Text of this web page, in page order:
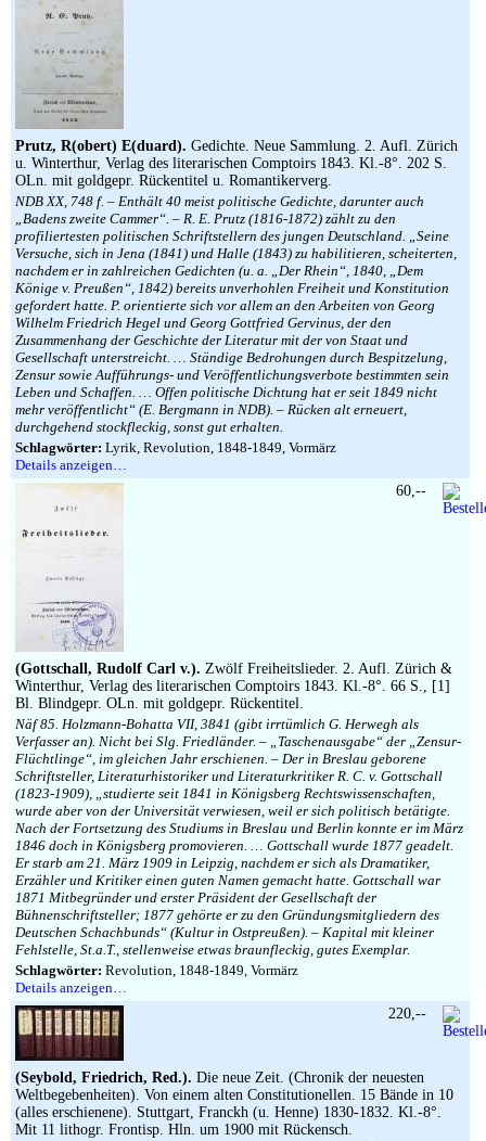
Prutz, R(obert) E(duard). Gedichte. Neue Sammlung. 2. Aufl. Zürich
u. Winterthur, Verlag des literarischen Comptoirs 1843. Kl.-8°. 202 S.
OLn. mit goldgepr. Rückentitel u. Romantikerverg.
NDB XX, 748 f. – Enthält 40 meist politische Gedichte, darunter auch
„Badens zweite Cammer“. – R. E. Prutz (1816-1872) zählt zu den
profiliertesten politischen Schriftstellern des jungen Deutschland. „Seine
Versuche, sich in Jena (1841) und Halle (1843) zu habilitieren, scheiterten,
nachdem er in zahlreichen Gedichten (u. a. „Der Rhein“, 1840, „Dem
Könige v. Preußen“, 1842) bereits unverhohlen Freiheit und Konstitution
gefordert hatte. P. orientierte sich vor allem an den Arbeiten von Georg
Wilhelm Friedrich Hegel und Georg Gottfried Gervinus, der den
Zusammenhang der Geschichte der Literatur mit der von Staat und
Gesellschaft unterstreicht. … Ständige Bedrohungen durch Bespitzelung,
Zensur sowie Aufführungs- und Veröffentlichungsverbote bestimmten sein
Leben und Schaffen. … Offen politische Dichtung hat er seit 1849 nicht
mehr veröffentlicht“ (E. Bergmann in NDB). – Rücken alt erneuert,
durchgehend stockfleckig, sonst gut erhalten.
Schlagwörter: Lyrik, Revolution, 1848-1849, Vormärz
Details anzeigen…
(Gottschall, Rudolf Carl v.). Zwölf Freiheitslieder. 2. Aufl. Zürich &
Winterthur, Verlag des literarischen Comptoirs 1843. Kl.-8°. 66 S., [1]
Bl. Blindgepr. OLn. mit goldgepr. Rückentitel.
Näf 85. Holzmann-Bohatta VII, 3841 (gibt irrtümlich G. Herwegh als
Verfasser an). Nicht bei Slg. Friedländer. – „Taschenausgabe“ der „Zensur-
Flüchtlinge“, im gleichen Jahr erschienen. – Der in Breslau geborene
Schriftsteller, Literaturhistoriker und Literaturkritiker R. C. v. Gottschall
(1823-1909), „studierte seit 1841 in Königsberg Rechtswissenschaften,
wurde aber von der Universität verwiesen, weil er sich politisch betätigte.
Nach der Fortsetzung des Studiums in Breslau und Berlin konnte er im März
1846 doch in Königsberg promovieren. … Gottschall wurde 1877 geadelt.
Er starb am 21. März 1909 in Leipzig, nachdem er sich als Dramatiker,
Erzähler und Kritiker einen guten Namen gemacht hatte. Gottschall war
1871 Mitbegründer und erster Präsident der Gesellschaft der
Bühnenschriftsteller; 1877 gehörte er zu den Gründungsmitgliedern des
Deutschen Schachbunds“ (Kultur in Ostpreußen). – Kapital mit kleiner
Fehlstelle, St.a.T., stellenweise etwas braunfleckig, gutes Exemplar.
Schlagwörter: Revolution, 1848-1849, Vormärz
Details anzeigen…
60,--
(Seybold, Friedrich, Red.). Die neue Zeit. (Chronik der neuesten
Weltbegebenheiten). Von einem alten Constitutionellen. 15 Bände in 10
(alles erschienene). Stuttgart, Franckh (u. Henne) 1830-1832. Kl.-8°.
Mit 11 lithogr. Frontisp. Hln. um 1900 mit Rückensch.
220,--